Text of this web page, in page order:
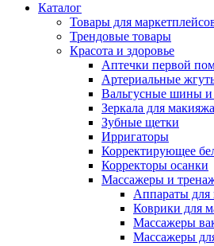
Каталог
Товары для
Трендовые товары
Красота и здоровье
Аптечки первой
Артериальные
Вальгусные шины
Зеркала для макияжа
Зубные щетки
Ирригаторы
Корректирующее
Корректоры осанки
Массажеры и
Аппараты для
Коврики для
Массажеры
Массажеры